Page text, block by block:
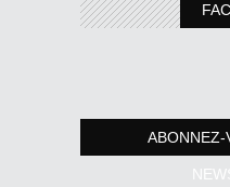
ABONNEZ-